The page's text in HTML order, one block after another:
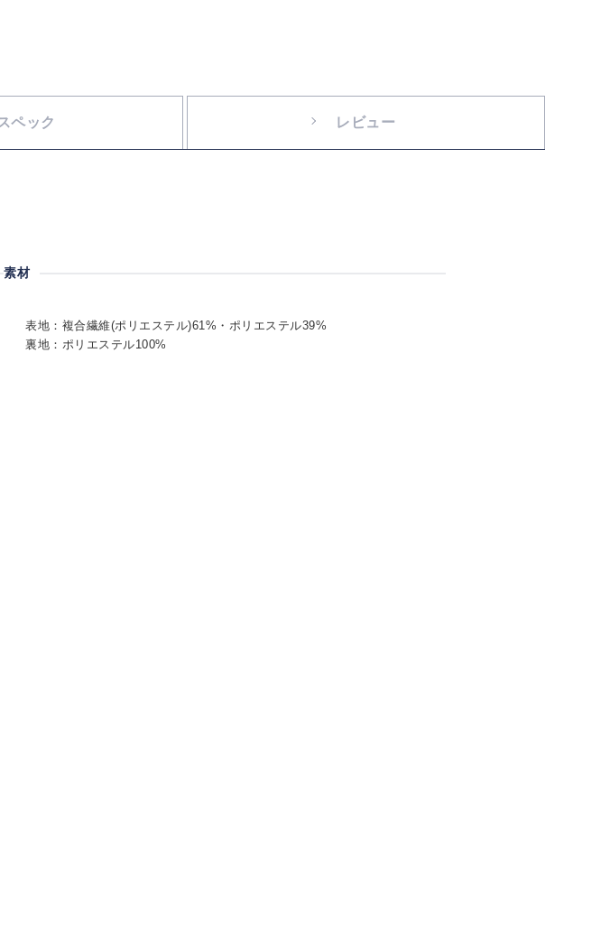
ペック レビュー
素材
表地：複合繊維(ポリエステル)61%・ポリエステル39%
裏地：ポリエステル100%